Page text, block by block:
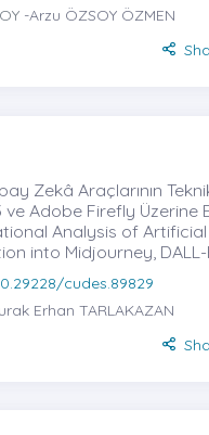
-Arzu ÖZSOY ÖZMEN
Zekâ Araçlarının
ve Adobe Firefly Üzerine
Analysis of
into Midjourney,
cudes.89829
Erhan TARLAKAZAN